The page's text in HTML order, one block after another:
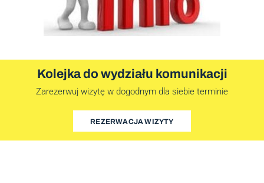
Kolejka do wydziału komunikacji
Zarezerwuj wizytę w dogodnym dla siebie terminie
REZERWACJA WIZYTY